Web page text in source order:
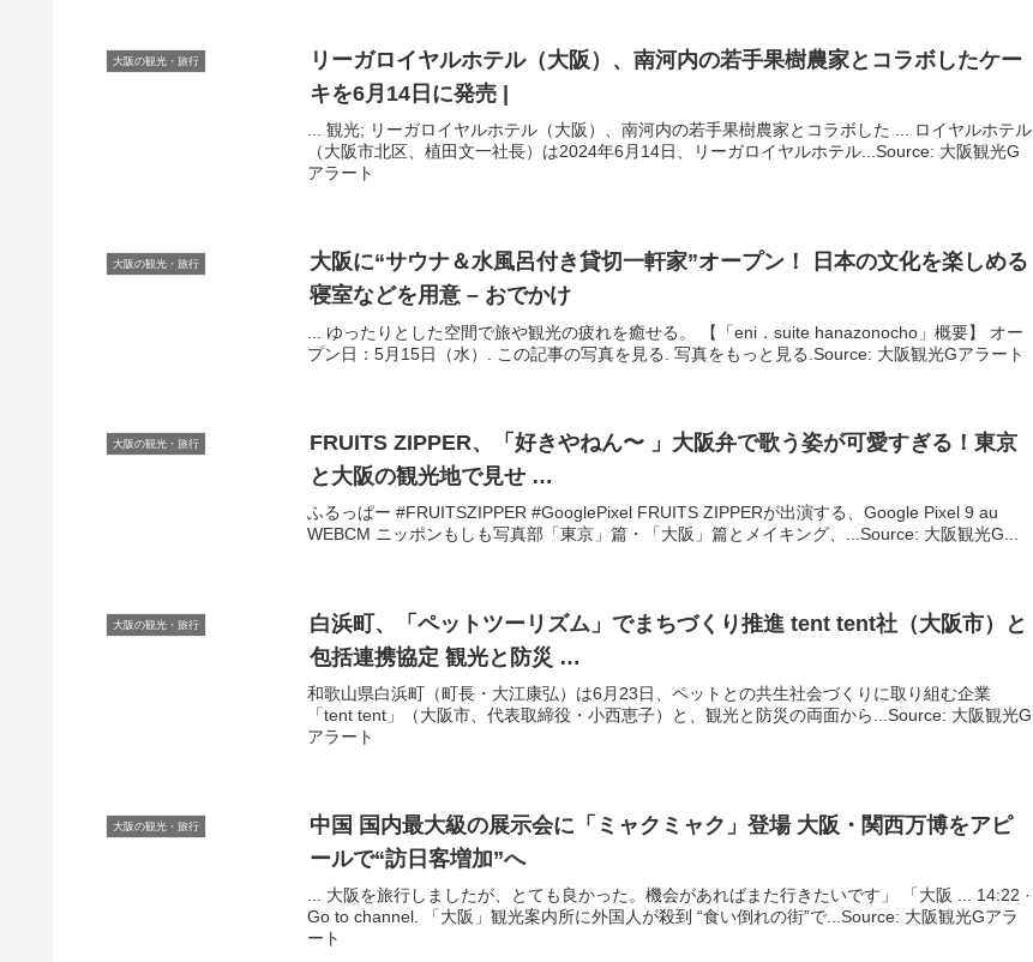
大阪の観光・旅行 リーガロイヤルホテル（大阪）、南河内の若手果樹農家とコラボしたケー
キを6月14日に発売 |
... 観光; リーガロイヤルホテル（大阪）、南河内の若手果樹農家とコラボした ... ロイヤルホテル
（大阪市北区、植田文一社長）は2024年6月14日、リーガロイヤルホテル...Source: 大阪観光G
アラート
大阪の観光・旅行 大阪に“サウナ＆水風呂付き貸切一軒家”オープン！ 日本の文化を楽しめる
寝室などを用意 – おでかけ
... ゆったりとした空間で旅や観光の疲れを癒せる。 【「eni．suite hanazonocho」概要】 オー
プン日：5月15日（水）. この記事の写真を見る. 写真をもっと見る.Source: 大阪観光Gアラート
大阪の観光・旅行 FRUITS ZIPPER、「好きやねん〜 」 大阪弁で歌う姿が可愛すぎる！東京
と 大阪の観光地で見せ …
ふるっぱー #FRUITSZIPPER #GooglePixel FRUITS ZIPPERが出演する、Google Pixel 9 au
WEBCM ニッポンもしも写真部「東京」篇・「大阪」篇とメイキング、...Source: 大阪観光G...
大阪の観光・旅行 白浜町、「ペットツーリズム」でまちづくり推進 tent tent社（大阪市）と
包括連携協定観光と防災 …
和歌山県白浜町（町長・大江康弘）は6月23日、ペットとの共生社会づくりに取り組む企業
「tent tent」（大阪市、代表取締役・小西恵子）と、観光と防災の両面から...Source: 大阪観光G
アラート
大阪の観光・旅行 中国 国内最大級の展示会に「ミャクミャク」登場 大阪 ・関西万博をアピ
ールで“訪日客増加”へ
... 大阪を旅行しましたが、とても良かった。機会があればまた行きたいです」 「大阪 ... 14:22 ·
Go to channel. 「大阪」観光案内所に外国人が殺到 “食い倒れの街”で...Source: 大阪観光Gアラ
ート